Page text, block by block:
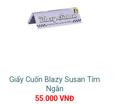
Giấy Cuốn Blazy Susan Tím
Ngắn
55.000VNĐ